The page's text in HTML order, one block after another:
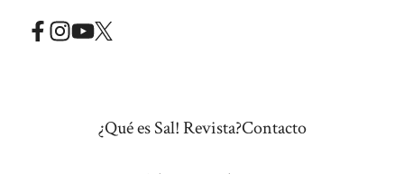
¿Qué es Sal! Revista?Contacto